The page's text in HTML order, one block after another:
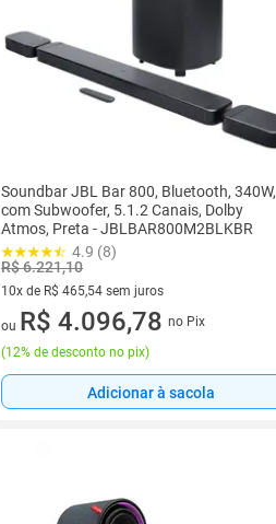
Soundbar JBL Bar 800, Bluetooth, 340W,
com Subwoofer, 5.1.2 Canais, Dolby
Atmos, Preta - JBLBAR800M2BLKBR
4.9 (8)
R$ 6.221,10
10x de R$ 465,54 sem juros
10 vez de R$ 465,54 sem juros
ou R$ 4.096,78 no Pix
(12% de desconto no pix)
Adicionar à sacola